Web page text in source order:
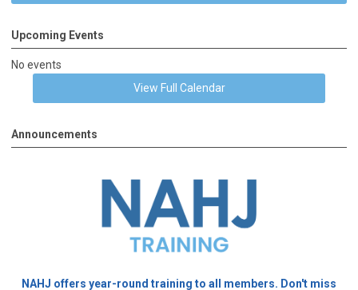
Upcoming Events
No events
View Full Calendar
Announcements
NAHJ offers year-round training to all members. Don't miss